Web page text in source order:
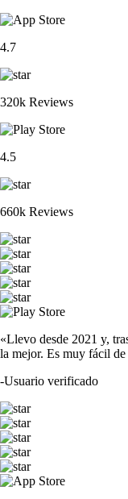
4.7
320k Reviews
4.5
660k Reviews
«Llevo desde 2021 y,
la mejor. Es muy fácil
-Usuario verificado